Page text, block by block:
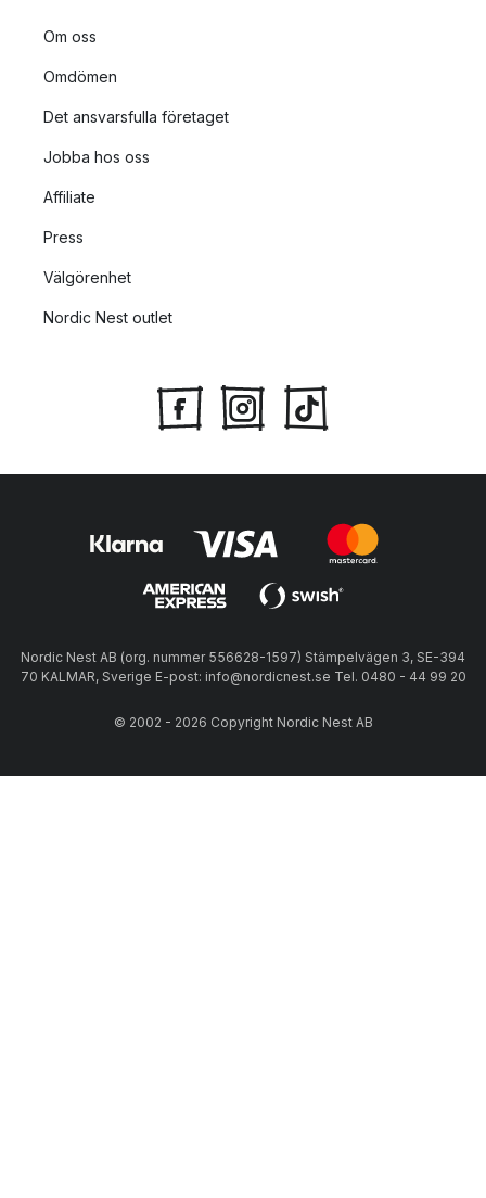
Om oss
Omdömen
Det ansvarsfulla företaget
Jobba hos oss
Affiliate
Press
Välgörenhet
Nordic Nest outlet
Nordic Nest AB (org. nummer 556628-1597) Stämpelvägen 3, SE-394
70 KALMAR, Sverige E-post: info@nordicnest.se Tel. 0480 - 44 99 20
© 2002 - 2026 Copyright Nordic Nest AB